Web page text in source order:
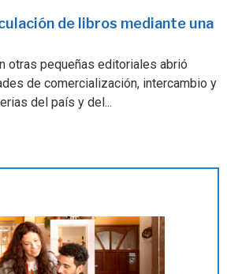
de libros mediante una
otras pequeñas editoriales abrió
de comercialización, intercambio y
del país y del...